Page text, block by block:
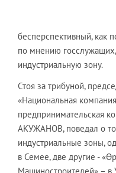
бесперспективный, как
по мнению
индустриальную зону.
Стоя за трибуной,
«Национальная
предпринимательская
АКУЖАНОВ, поведал о
индустриальные зоны,
в Семее, две другие -